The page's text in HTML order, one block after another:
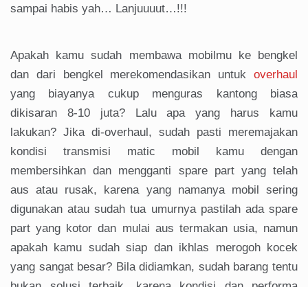
sampai habis yah… Lanjuuuut…!!!
Apakah kamu sudah membawa mobilmu ke bengkel
dan dari bengkel merekomendasikan untuk overhaul
yang biayanya cukup menguras kantong biasa
dikisaran 8-10 juta? Lalu apa yang harus kamu
lakukan? Jika di-overhaul, sudah pasti meremajakan
kondisi transmisi matic mobil kamu dengan
membersihkan dan mengganti spare part yang telah
aus atau rusak, karena yang namanya mobil sering
digunakan atau sudah tua umurnya pastilah ada spare
part yang kotor dan mulai aus termakan usia, namun
apakah kamu sudah siap dan ikhlas merogoh kocek
yang sangat besar? Bila didiamkan, sudah barang tentu